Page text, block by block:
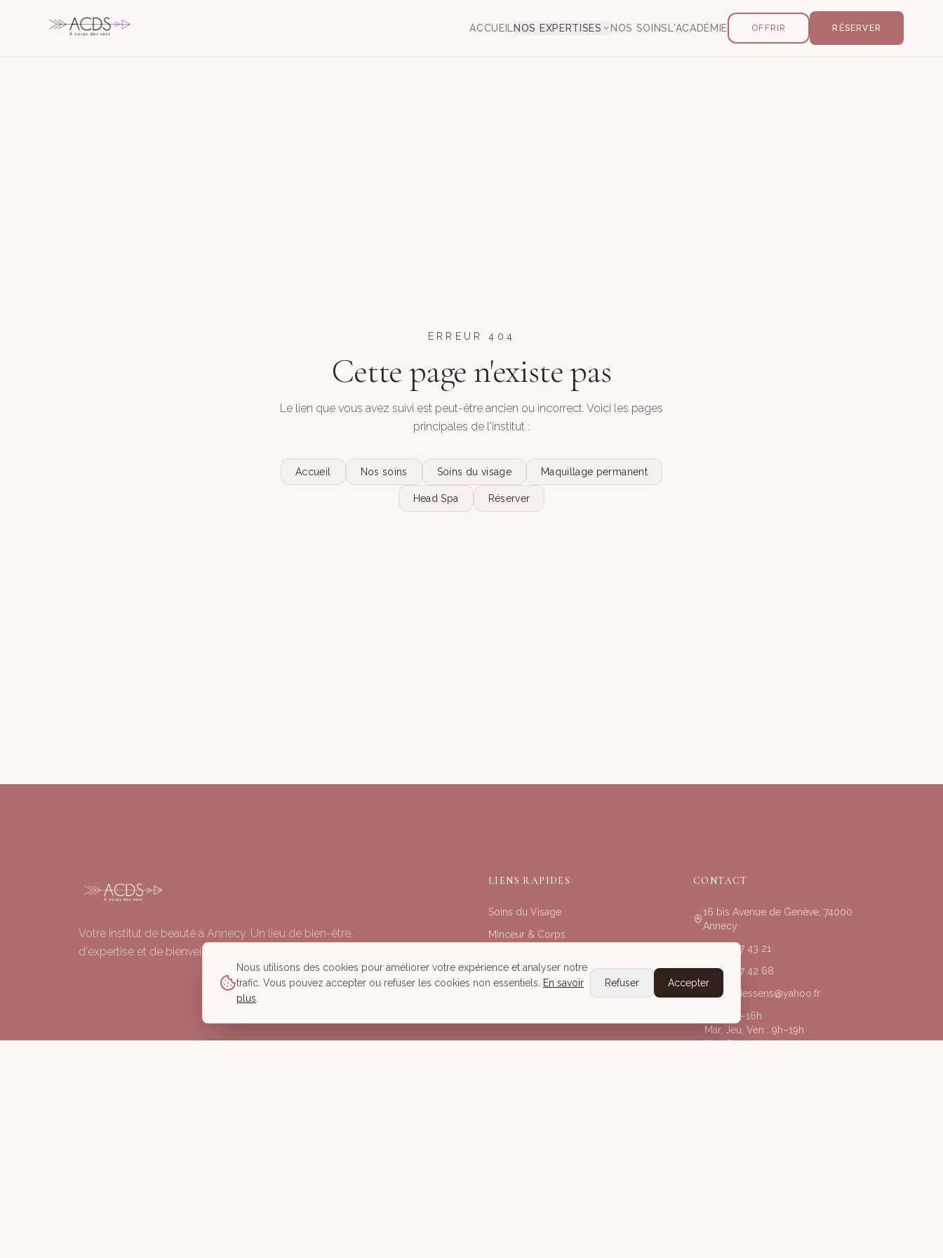
ACCUEIL NOS EXPERTISES NOS SOINS L'ACADÉMIE OFFRIR RÉSERVER
ERREUR 404
Cette page n'existe pas
Le lien que vous avez suivi est peut-être ancien ou incorrect. Voici les pages
principales de l'institut :
Accueil Nos soins Soins du visage Maquillage permanent
Head Spa Réserver
Votre institut de beauté à Annecy. Un lieu de bien-être,
d'expertise et de bienveillance depuis 2006.
LIENS RAPIDES
Soins du Visage
Minceur & Corps
Tous nos Soins
CONTACT
16 bis Avenue de Genève, 74000
Annecy
04 50 67 43 21
06 20 77 42 68
acorpsdessens@yahoo.fr
Lun : 9h–16h
Mar, Jeu, Ven : 9h–19h
Mer, Sam : 9h–13h
Nous utilisons des cookies pour améliorer votre expérience et analyser notre
trafic. Vous pouvez accepter ou refuser les cookies non essentiels.
En savoir
plus
Refuser Accepter